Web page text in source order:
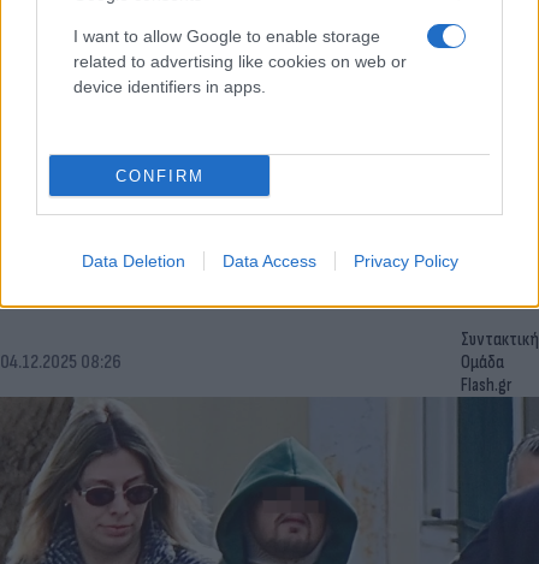
I want to allow Google to enable storage
related to advertising like cookies on web or
device identifiers in apps.
CONFIRM
Data Deletion Data Access Privacy Policy
Λούτσα: Απολογείται ο 29χρονος για το
Ο 29χρονος, μετά τις τοξικολογικές εξετάσεις στις οποίες
υποβλήθηκε στο νοσοκομείο, βρέθηκε θετικός σε κοκαΐνη.
04.12.2025 08:26
Συντακτική
Ομάδα
Flash.gr